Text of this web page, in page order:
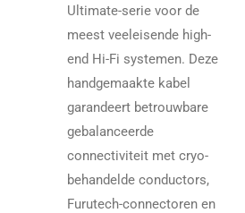
Ultimate-serie voor de
meest veeleisende high-
end Hi-Fi systemen. Deze
handgemaakte kabel
garandeert betrouwbare
gebalanceerde
connectiviteit met cryo-
behandelde conductors,
Furutech-connectoren en